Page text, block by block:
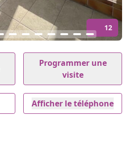
12
Programmer une
visite
Afficher le téléphone